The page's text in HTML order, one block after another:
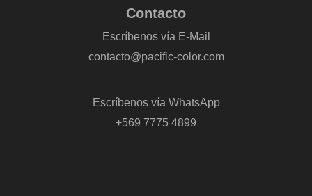
Contacto
Escríbenos vía E-Mail
contacto@pacific-color.com
Escríbenos vía WhatsApp
+569 7775 4899